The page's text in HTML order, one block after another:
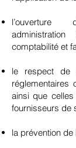
comptabilité et
le respect de
réglementaires
ainsi que
fournisseurs de
la prévention de